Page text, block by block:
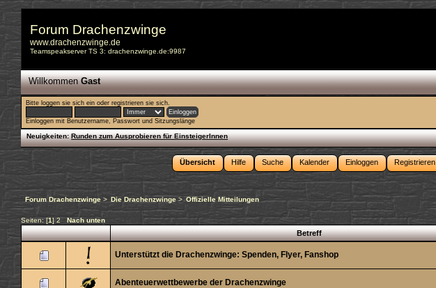
Forum Drachenzwinge
www.drachenzwinge.de
Teamspeakserver TS 3: drachenzwinge.de:9987
WillkommenGast
Bitte loggen sie sich ein oderregistrieren sie sich.
Einloggen mit Benutzername, Passwort und Sitzungslänge
Neuigkeiten: Runden zum Ausprobieren für EinsteigerInnen
Übersicht Hilfe Suche Kalender Einloggen Registrieren
Forum Drachenzwinge > Die Drachenzwinge> Offizielle Mitteilungen
Seiten: [1] 2 Nach unten
Betreff
Unterstützt die Drachenzwinge: Spenden, Flyer, Fanshop
Abenteuerwettbewerbe der Drachenzwinge